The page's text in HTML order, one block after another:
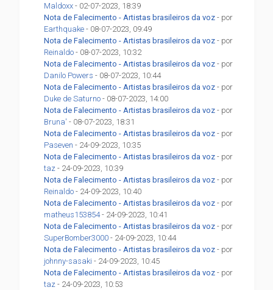
Maldoxx - 02-07-2023, 18:39
Nota de Falecimento - Artistas brasileiros da voz - por
Earthquake - 08-07-2023, 09:49
Nota de Falecimento - Artistas brasileiros da voz - por
Reinaldo - 08-07-2023, 10:32
Nota de Falecimento - Artistas brasileiros da voz - por
Danilo Powers - 08-07-2023, 10:44
Nota de Falecimento - Artistas brasileiros da voz - por
Duke de Saturno - 08-07-2023, 14:00
Nota de Falecimento - Artistas brasileiros da voz - por
Bruna' - 08-07-2023, 18:31
Nota de Falecimento - Artistas brasileiros da voz - por
Paseven - 24-09-2023, 10:35
Nota de Falecimento - Artistas brasileiros da voz - por
taz - 24-09-2023, 10:39
Nota de Falecimento - Artistas brasileiros da voz - por
Reinaldo - 24-09-2023, 10:40
Nota de Falecimento - Artistas brasileiros da voz - por
matheus153854- 24-09-2023, 10:41
Nota de Falecimento - Artistas brasileiros da voz - por
SuperBomber3000 - 24-09-2023, 10:44
Nota de Falecimento - Artistas brasileiros da voz - por
johnny-sasaki - 24-09-2023, 10:45
Nota de Falecimento - Artistas brasileiros da voz - por
taz - 24-09-2023, 10:53